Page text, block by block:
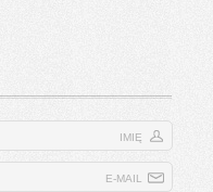
IMIĘ
E-MAIL